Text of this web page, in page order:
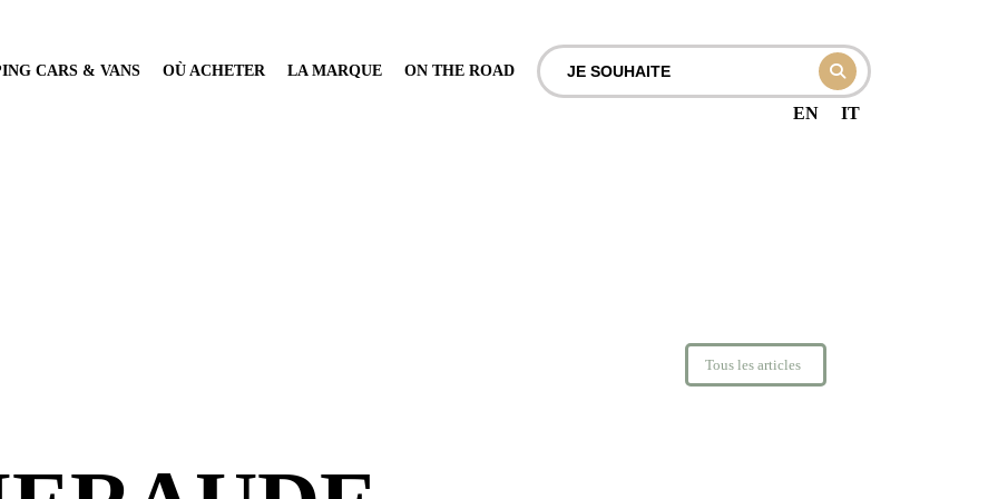
CARS & VANS OÙ ACHETER LA MARQUE ON THE ROAD
EN IT
Tous les articles